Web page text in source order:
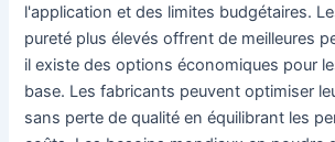
l'application et des limites budgétaires.
pureté plus élevés offrent de meilleures
il existe des options économiques pour
base. Les fabricants peuvent optimiser
sans perte de qualité en équilibrant les